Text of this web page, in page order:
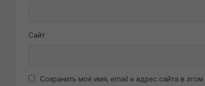
Сайт
Сохранить моё имя, email и адрес сайта в